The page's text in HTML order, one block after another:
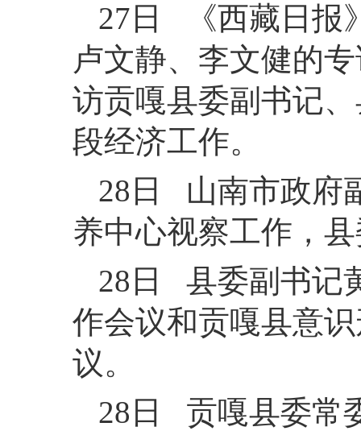
27日 《西藏日报
卢文静、李文健的
访贡嘎县委副书记
段经济工作。
28日 山南市政府
养中心视察工作，
28日 县委副书记
作会议和贡嘎县意
议。
28日 贡嘎县委常